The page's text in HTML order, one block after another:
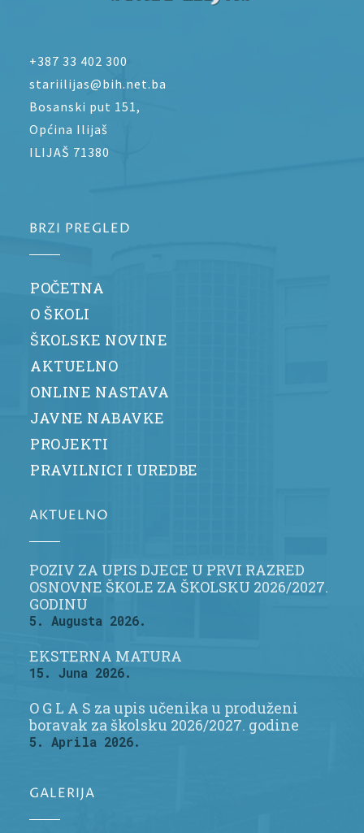
+387 33 402 300
stariilijas@bih.net.ba
Bosanski put 151,
Općina Ilijaš
ILIJAŠ 71380
BRZI PREGLED
POČETNA
O ŠKOLI
ŠKOLSKE NOVINE
AKTUELNO
ONLINE NASTAVA
JAVNE NABAVKE
PROJEKTI
PRAVILNICI I UREDBE
AKTUELNO
POZIV ZA UPIS DJECE U PRVI RAZRED
OSNOVNE ŠKOLE ZA ŠKOLSKU 2026/2027.
GODINU
5. Augusta 2026.
EKSTERNA MATURA
15. Juna 2026.
O G L A S za upis učenika u produženi
boravak za školsku 2026/2027. godine
5. Aprila 2026.
GALERIJA